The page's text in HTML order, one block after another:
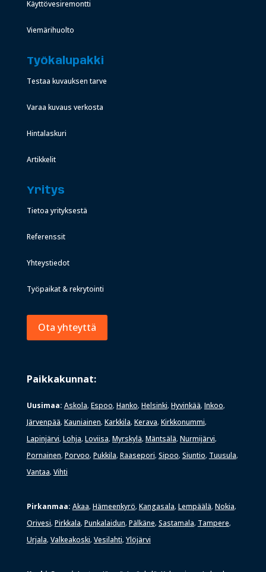
Käyttövesiremontti
Viemärihuolto
Työkalupakki
Testaa kuvauksen tarve
Varaa kuvaus verkosta
Hintalaskuri
Artikkelit
Yritys
Tietoa yrityksestä
Referenssit
Yhteystiedot
Työpaikat & rekrytointi
Ota yhteyttä
Paikkakunnat:
Uusimaa: Askola, Espoo, Hanko, Helsinki, Hyvinkää, Inkoo,
Järvenpää, Kauniainen, Karkkila, Kerava, Kirkkonummi,
Lapinjärvi, Lohja, Loviisa, Myrskylä, Mäntsälä, Nurmijärvi,
Pornainen, Porvoo, Pukkila, Raasepori, Sipoo, Siuntio, Tuusula,
Vantaa, Vihti
Pirkanmaa: Akaa, Hämeenkyrö, Kangasala, Lempäälä, Nokia,
Orivesi, Pirkkala, Punkalaidun, Pälkäne, Sastamala, Tampere,
Urjala, Valkeakoski, Vesilahti, Ylöjärvi